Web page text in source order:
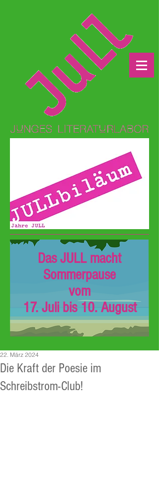
Das JULL macht
Sommerpause
vom
17. Juli bis 10. August
Die Kraft der Poesie im
Schreibstrom-Club!
22. März 2024